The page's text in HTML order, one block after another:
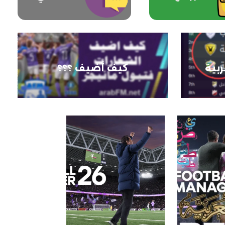
كيف أضيف ؟؟؟